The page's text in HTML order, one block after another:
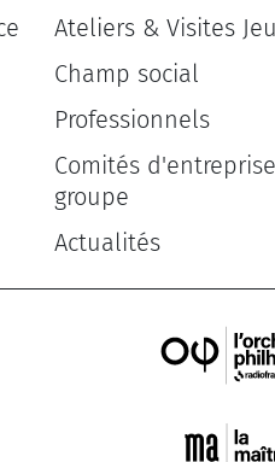
Ateliers & Visites
Champ social
Professionnels
Comités
groupe
Actualités